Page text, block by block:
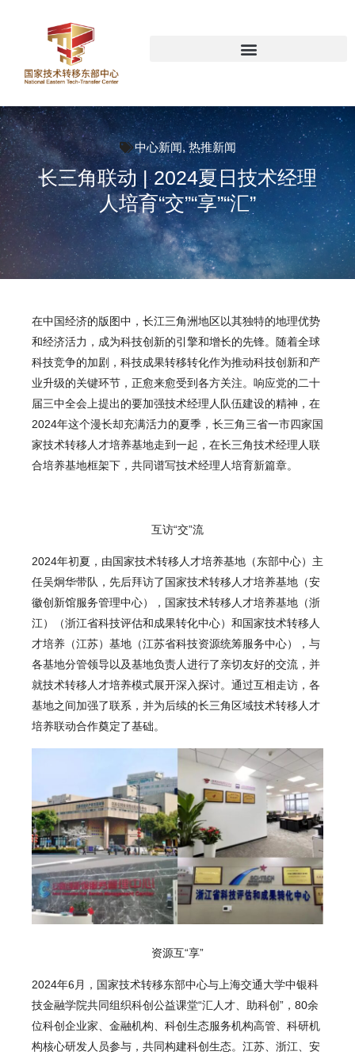
中心新闻,热推新闻
长三角联动 | 2024夏日技术经理
人培育“交”“享”“汇”
在中国经济的版图中，长江三角洲地区以其独特的地理优势
和经济活力，成为科技创新的引擎和增长的先锋。随着全球
科技竞争的加剧，科技成果转移转化作为推动科技创新和产
业升级的关键环节，正愈来愈受到各方关注。响应党的二十
届三中全会上提出的要加强技术经理人队伍建设的精神，在
2024年这个漫长却充满活力的夏季，长三角三省一市四家国
家技术转移人才培养基地走到一起，在长三角技术经理人联
合培养基地框架下，共同谱写技术经理人培育新篇章。
互访“交”流
2024年初夏，由国家技术转移人才培养基地（东部中心）主
任吴炯华带队，先后拜访了国家技术转移人才培养基地（安
徽创新馆服务管理中心），国家技术转移人才培养基地（浙
江）（浙江省科技评估和成果转化中心）和国家技术转移人
才培养（江苏）基地（江苏省科技资源统筹服务中心），与
各基地分管领导以及基地负责人进行了亲切友好的交流，并
就技术转移人才培养模式展开深入探讨。通过互相走访，各
基地之间加强了联系，并为后续的长三角区域技术转移人才
培养联动合作奠定了基础。
资源互“享”
2024年6月，国家技术转移东部中心与上海交通大学中银科
技金融学院共同组织科创公益课堂“汇人才、助科创”，80余
位科创企业家、金融机构、科创生态服务机构高管、科研机
构核心研发人员参与，共同构建科创生态。江苏、浙江、安